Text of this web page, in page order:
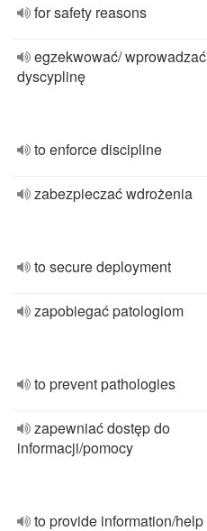
for safety reasons
egzekwować/ wprowadzać
dyscyplinę
to enforce discipline
zabezpieczać wdrożenia
to secure deployment
zapobiegać patologiom
to prevent pathologies
zapewniać dostęp do
informacji/pomocy
to provide information/help